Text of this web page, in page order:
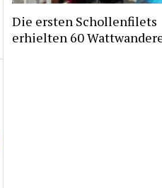
Die ersten Schollenfilets
erhielten 60